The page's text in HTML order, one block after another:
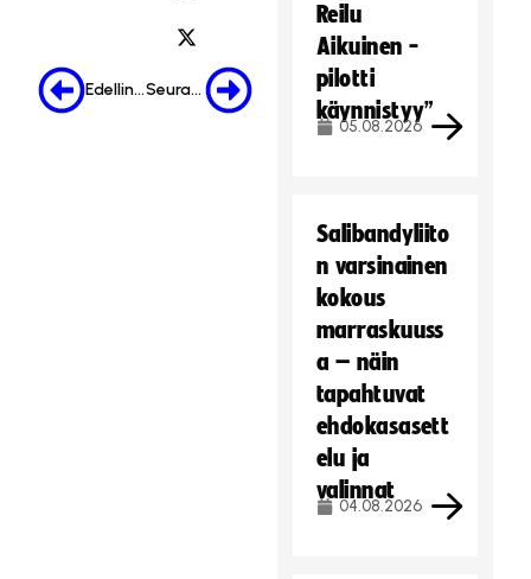
Edellinen Seuraava
Reilu
Aikuinen -
pilotti
käynnistyy”
05.08.2026
Salibandyliito
n varsinainen
kokous
marraskuuss
a – näin
tapahtuvat
ehdokasasett
elu ja
valinnat
04.08.2026